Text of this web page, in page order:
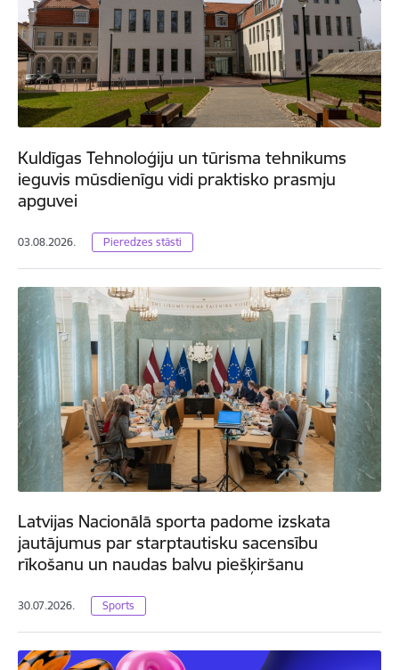
Kuldīgas Tehnoloģiju un tūrisma tehnikums
ieguvis mūsdienīgu vidi praktisko prasmju
apguvei
03.08.2026. Pieredzes stāsti
Latvijas Nacionālā sporta padome izskata
jautājumus par starptautisku sacensību
rīkošanu un naudas balvu piešķiršanu
30.07.2026. Sports